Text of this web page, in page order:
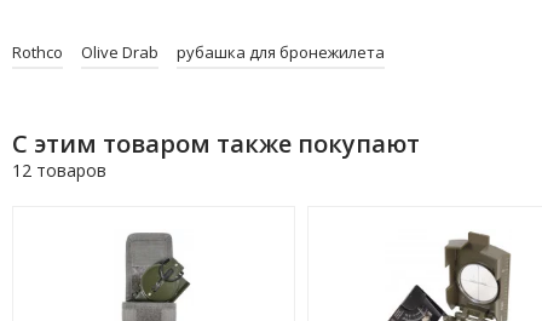
Rothco Olive Drab рубашка для бронежилета
С этим товаром также покупают
12 товаров